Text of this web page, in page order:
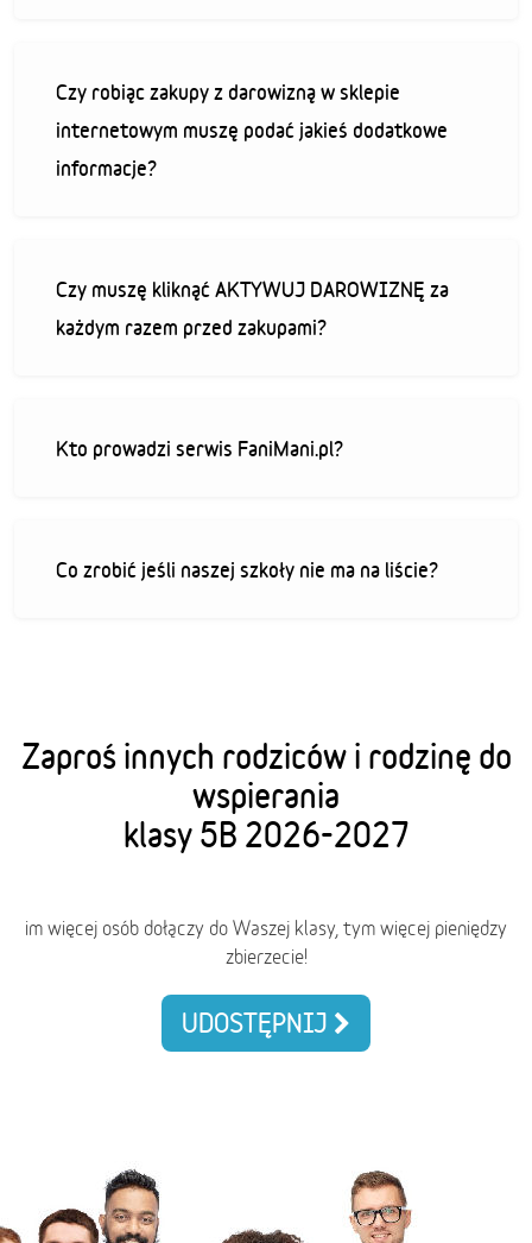
Czy robiąc zakupy z darowizną w sklepie
internetowym muszę podać jakieś dodatkowe
informacje?
Czy muszę kliknąć AKTYWUJ DAROWIZNĘ za
każdym razem przed zakupami?
Kto prowadzi serwis FaniMani.pl?
Co zrobić jeśli naszej szkoły nie ma na liście?
Zaproś innych rodziców i rodzinę do
wspierania
klasy 5B 2026-2027
im więcej osób dołączy do Waszej klasy, tym więcej pieniędzy
zbierzecie!
UDOSTĘPNIJ